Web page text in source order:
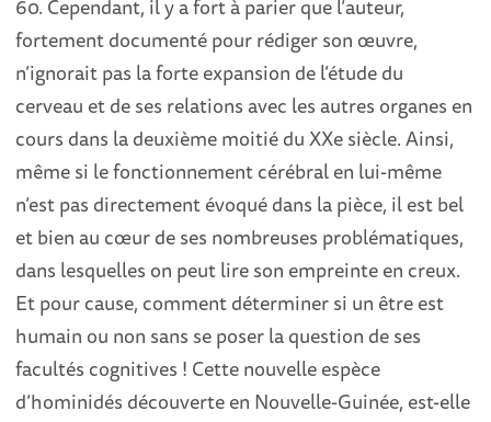
60. Cependant, il y a fort à parier que l’auteur,
fortement documenté pour rédiger son œuvre,
n’ignorait pas la forte expansion de l’étude du
cerveau et de ses relations avec les autres organes en
cours dans la deuxième moitié du XXe siècle. Ainsi,
même si le fonctionnement cérébral en lui-même
n’est pas directement évoqué dans la pièce, il est bel
et bien au cœur de ses nombreuses problématiques,
dans lesquelles on peut lire son empreinte en creux.
Et pour cause, comment déterminer si un être est
humain ou non sans se poser la question de ses
facultés cognitives ! Cette nouvelle espèce
d’hominidés découverte en Nouvelle-Guinée, est-elle